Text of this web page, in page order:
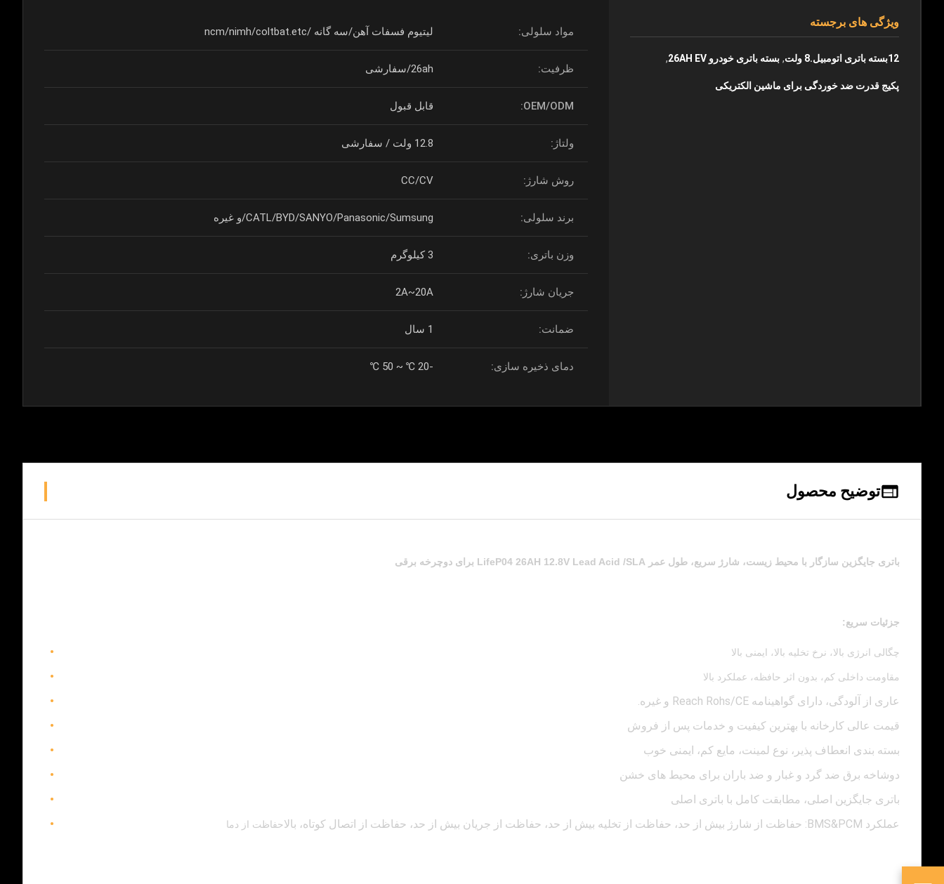
ویژگی های برجسته
12بسته باتری اتومبیل.8 ولت , بسته باتری خودرو 26AH EV ,
پکیج قدرت ضد خوردگی برای ماشین الکتریکی
مواد سلولی: لیتیوم فسفات آهن/سه گانه /ncm/nimh/coltbat.etc
ظرفیت: 26ah/سفارشی
OEM/ODM: قابل قبول
ولتاژ: 12.8 ولت / سفارشی
روش شارژ: CC/CV
برند سلولی: CATL/BYD/SANYO/Panasonic/Sumsung/و غیره
وزن باتری: 3 کیلوگرم
جریان شارژ: 2A~20A
ضمانت: 1 سال
دمای ذخیره سازی: -20 ℃ ~ 50 ℃
توضیح محصول
باتری جایگزین سازگار با محیط زیست، شارژ سریع، طول عمر LifeP04 26AH 12.8V Lead Acid /SLA برای دوچرخه برقی
جزئیات سریع:
چگالی انرژی بالا، نرخ تخلیه بالا، ایمنی بالا
مقاومت داخلی کم، بدون اثر حافظه، عملکرد بالا
عاری از آلودگی، دارای گواهینامه Reach Rohs/CE و غیره.
قیمت عالی کارخانه با بهترین کیفیت و خدمات پس از فروش
بسته بندی انعطاف پذیر، نوع لمینت، مایع کم، ایمنی خوب
دوشاخه برق ضد گرد و غبار و ضد باران برای محیط های خشن
باتری جایگزین اصلی، مطابقت کامل با باتری اصلی
عملکرد BMS&PCM: حفاظت از شارژ بیش از حد، حفاظت از تخلیه بیش از حد، حفاظت از جریان بیش از حد، حفاظت از اتصال کوتاه، بالا
حفاظت از دما